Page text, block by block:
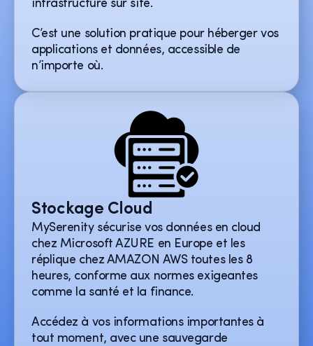
infrastructure sur site.
C’est une solution pratique pour héberger vos
applications et données, accessible de
n’importe où.
Stockage Cloud
MySerenity sécurise vos données en cloud
chez Microsoft AZURE en Europe et les
réplique chez AMAZON AWS toutes les 8
heures, conforme aux normes exigeantes
comme la santé et la finance.
Accédez à vos informations importantes à
tout moment, avec une sauvegarde